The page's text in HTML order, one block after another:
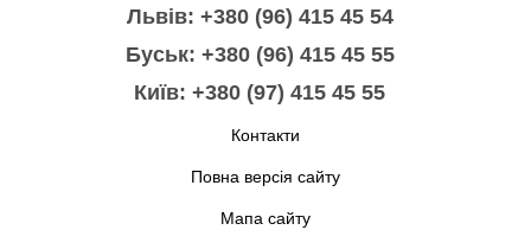
Львів: +380 (96) 415 45 54
Буськ: +380 (96) 415 45 55
Київ: +380 (97) 415 45 55
Контакти
Повна версія сайту
Мапа сайту